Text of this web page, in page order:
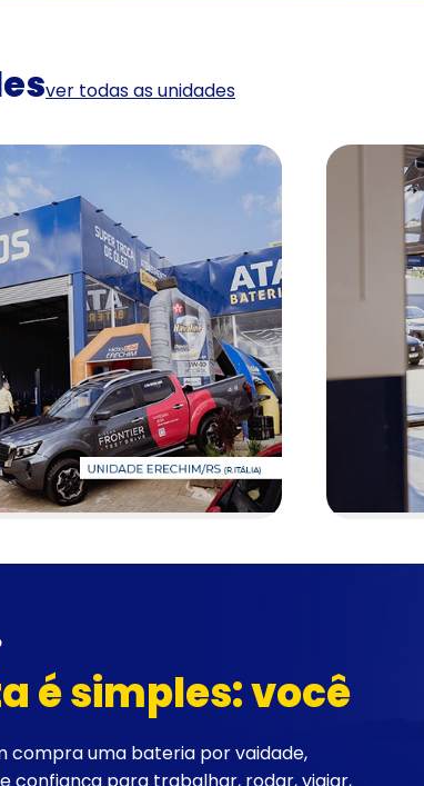
ver todas as unidades
é simples: você
compra uma bateria por vaidade,